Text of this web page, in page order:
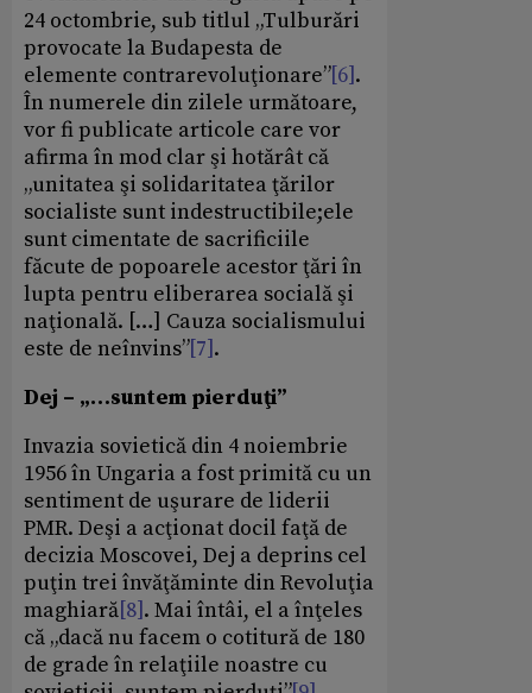
24 octombrie, sub titlul „Tulburări
provocate la Budapesta de
elemente contrarevoluţionare”[6].
În numerele din zilele următoare,
vor fi publicate articole care vor
afirma în mod clar şi hotărât că
„unitatea şi solidaritatea ţărilor
socialiste sunt indestructibile;ele
sunt cimentate de sacrificiile
făcute de popoarele acestor ţări în
lupta pentru eliberarea socială şi
naţională. […] Cauza socialismului
este de neînvins”[7].
Dej – „…suntem pierduţi”
Invazia sovietică din 4 noiembrie
1956 în Ungaria a fost primită cu un
sentiment de uşurare de liderii
PMR. Deşi a acţionat docil faţă de
decizia Moscovei, Dej a deprins cel
puţin trei învăţăminte din Revoluţia
maghiară[8]. Mai întâi, el a înţeles
că „dacă nu facem o cotitură de 180
de grade în relaţiile noastre cu